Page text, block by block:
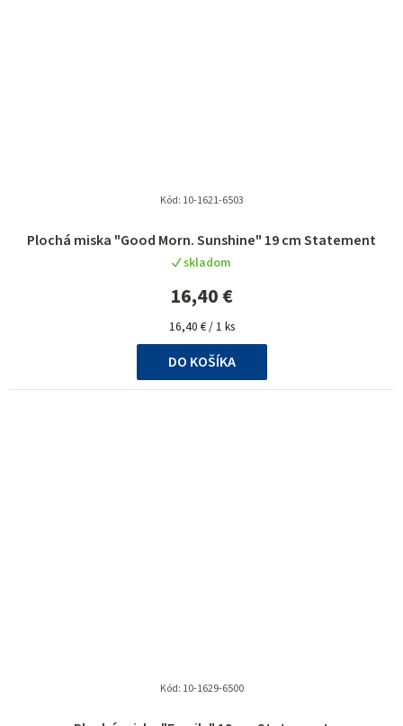
Plochá miska "Good Morn. Sunshine" 19 cm Statement
skladom
16,40 €
Jednotková
cena:
16,40 € / 1 ks
DO KOŠÍKA
Kód: 10-1621-6503
Kód: 10-1629-6500